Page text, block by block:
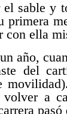
sable y
primera
ella
año,
del
volver a